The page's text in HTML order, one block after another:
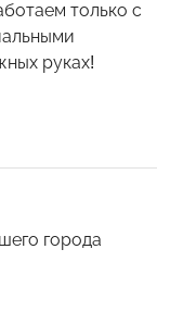
только с
руках!
города